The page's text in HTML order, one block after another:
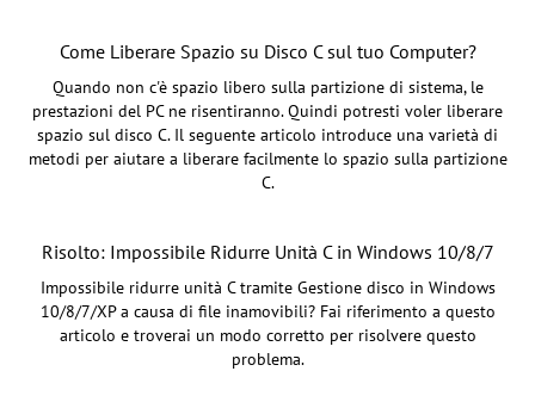
Come Liberare Spazio su Disco C sul tuo Computer?
Quando non c'è spazio libero sulla partizione di sistema, le
prestazioni del PC ne risentiranno. Quindi potresti voler liberare
spazio sul disco C. Il seguente articolo introduce una varietà di
metodi per aiutare a liberare facilmente lo spazio sulla partizione
C.
Risolto: Impossibile Ridurre Unità C in Windows 10/8/7
Impossibile ridurre unità C tramite Gestione disco in Windows
10/8/7/XP a causa di file inamovibili? Fai riferimento a questo
articolo e troverai un modo corretto per risolvere questo
problema.